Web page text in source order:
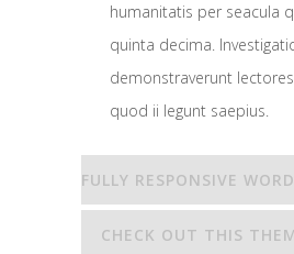
humanitatis per seacula
quinta decima.
demonstraverunt
quod ii legunt saepius.
FULLY RESPONSIVE
CHECK OUT THIS